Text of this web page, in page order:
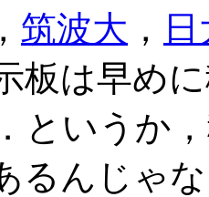
， 筑波大 ，
板は早め
というか
るんじゃ